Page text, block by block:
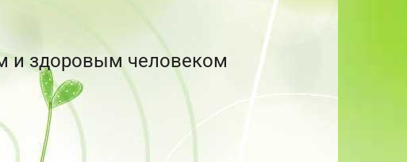
и здоровым человеком